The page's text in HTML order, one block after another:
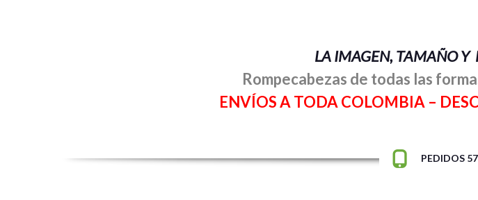
LA IMAGEN, TAMAÑO Y
Rompecabezas de todas las
ENVÍOS A TODA COLOMBIA –
PEDIDOS